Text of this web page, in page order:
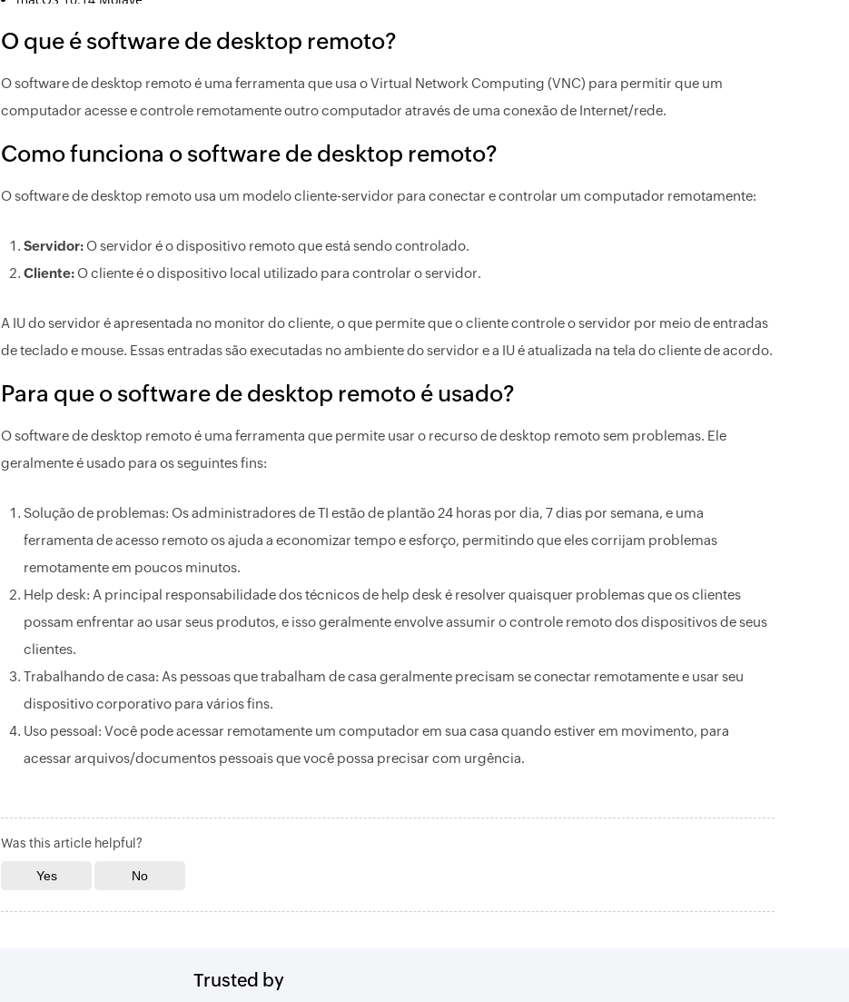
O que é software de desktop remoto?
O software de desktop remoto é uma ferramenta que usa o Virtual Network Computing (VNC) para permitir que um
computador acesse e controle remotamente outro computador através de uma conexão de Internet/rede.
Como funciona o software de desktop remoto?
O software de desktop remoto usa um modelo cliente-servidor para conectar e controlar um computador remotamente:
Servidor:O servidor é o dispositivo remoto que está sendo controlado.
Cliente:O cliente é o dispositivo local utilizado para controlar o servidor.
A IU do servidor é apresentada no monitor do cliente, o que permite que o cliente controle o servidor por meio de entradas
de teclado e mouse. Essas entradas são executadas no ambiente do servidor e a IU é atualizada na tela do cliente de acordo.
Para que o software de desktop remoto é usado?
O software de desktop remoto é uma ferramenta que permite usar o recurso de desktop remoto sem problemas. Ele
geralmente é usado para os seguintes fins:
Solução de problemas: Os administradores de TI estão de plantão 24 horas por dia, 7 dias por semana, e uma
ferramenta de acesso remoto os ajuda a economizar tempo e esforço, permitindo que eles corrijam problemas
remotamente em poucos minutos.
Help desk: A principal responsabilidade dos técnicos de help desk é resolver quaisquer problemas que os clientes
possam enfrentar ao usar seus produtos, e isso geralmente envolve assumir o controle remoto dos dispositivos de seus
clientes.
Trabalhando de casa: As pessoas que trabalham de casa geralmente precisam se conectar remotamente e usar seu
dispositivo corporativo para vários fins.
Uso pessoal: Você pode acessar remotamente um computador em sua casa quando estiver em movimento, para
acessar arquivos/documentos pessoais que você possa precisar com urgência.
Was this article helpful?
Trusted by